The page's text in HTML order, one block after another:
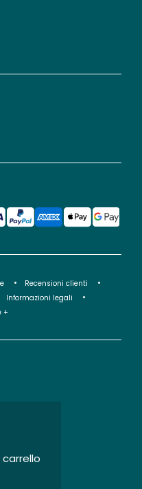
Recensioni clienti
Informazioni legali
+